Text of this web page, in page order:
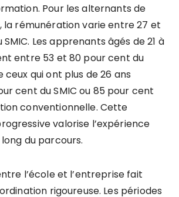
Pour les alternants de
la rémunération varie entre 27 et
Les apprenants âgés de 21 à
entre 53 et 80 pour cent du
ceux qui ont plus de 26 ans
cent du SMIC ou 85 pour cent
conventionnelle. Cette
valorise l’expérience
du parcours.
l’école et l’entreprise fait
rigoureuse. Les périodes